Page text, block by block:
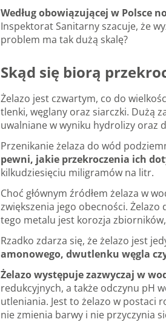
Według obowiązującej w Polsce
Inspektorat Sanitarny szacuje, że
problem ma tak dużą skalę?
Skąd się biorą
Żelazo jest czwartym, co do
tlenki, węglany oraz siarczki. Dużą
uwalniane w wyniku hydrolizy oraz
Przenikanie żelaza do wód
pewni, jakie przekroczenia ich
kilkudziesięciu miligramów na litr.
Choć głównym źródłem żelaza w
zwiększenia jego obecności.
tego metalu jest korozja
Rzadko zdarza się, że żelazo jest
amonowego, dwutlenku węgla
Żelazo występuje zazwyczaj w
redukcyjnych, a także odczynu pH
utleniania. Jest to żelazo w postaci
nie zmienia barwy i nie przyczynia